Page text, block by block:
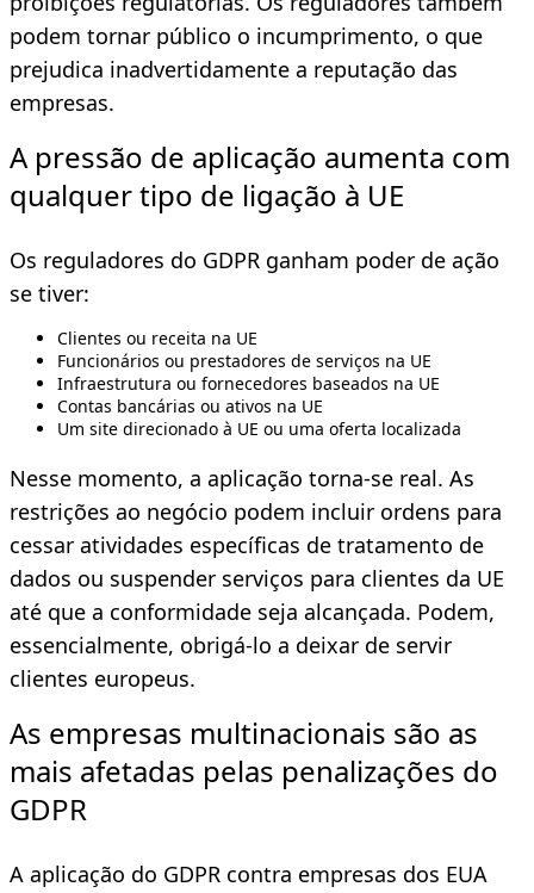
podem tornar público o incumprimento, o que
prejudica inadvertidamente a reputação das
empresas.
A pressão de aplicação aumenta com
qualquer tipo de ligação à UE
Os reguladores do GDPR ganham poder de ação
se tiver:
Clientes ou receita na UE
Funcionários ou prestadores de serviços na UE
Infraestrutura ou fornecedores baseados na UE
Contas bancárias ou ativos na UE
Um site direcionado à UE ou uma oferta localizada
Nesse momento, a aplicação torna-se real. As
restrições ao negócio podem incluir ordens para
cessar atividades específicas de tratamento de
dados ou suspender serviços para clientes da UE
até que a conformidade seja alcançada. Podem,
essencialmente, obrigá-lo a deixar de servir
clientes europeus.
As empresas multinacionais são as
mais afetadas pelas penalizações do
GDPR
A aplicação do GDPR contra empresas dos EUA